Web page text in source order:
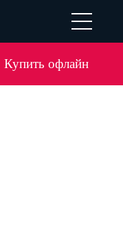
DE LV
Купить офлайн